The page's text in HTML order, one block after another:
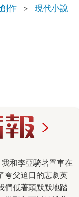
作 ＞ 現代小說
夸父追日的悲劇英
們低著頭默默地踏